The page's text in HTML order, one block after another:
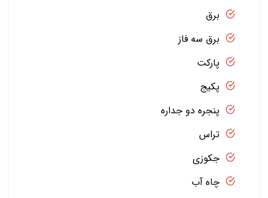
برق
برق سه فاز
پارکت
پکیج
پنجره دو جداره
تراس
جکوزی
چاه آب